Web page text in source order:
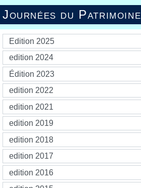
Journées du Patrimoine